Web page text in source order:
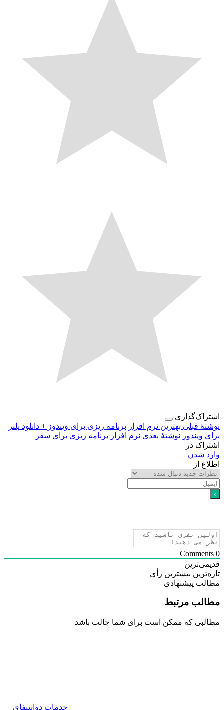
قبلی بهترین نرم افزار برنامه ریزی برای ویندوز + دانلود پلنر
ویندوز نوشتهٔ بعدی نرم افزار برنامه ریزی برای سفر
در
شدن
از
بیشترین رأی
پیشنهادی
مرتبط
که ممکن است برای شما جالب باشد
خدمات دوایتیفای